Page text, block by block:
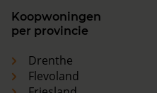
Koopwoningen
per provincie
Drenthe
Flevoland